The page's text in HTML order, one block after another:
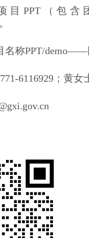
目 PPT（包含
。
名称PPT/demo——
6116929； 黄女